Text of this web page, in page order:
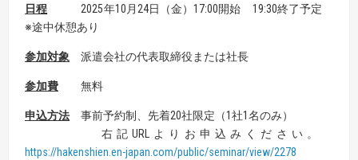
日程
2025年10月24日（金）17:00開始 19:30終了予定
※途中休憩あり
参加対象 派遣会社の代表取締役または社長
参加費 無料
申込方法
事前予約制、先着20社限定（1社1名のみ）
右記URLよりお申込みください。
https://hakenshien.en-japan.com/public/seminar/view/2278